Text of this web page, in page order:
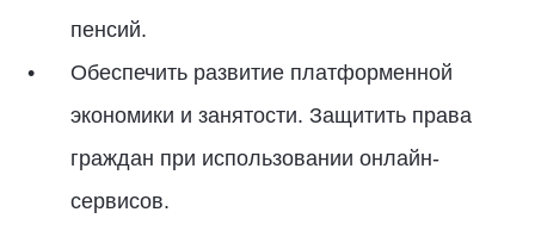
пенсий.
Обеспечить развитие платформенной
экономики и занятости. Защитить права
граждан при использовании онлайн-
сервисов.